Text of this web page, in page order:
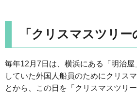
「クリスマスツリ
毎年12月7日は、横浜にある「明治
していた外国人船員のためにクリス
とから、この日を「クリスマスツリ